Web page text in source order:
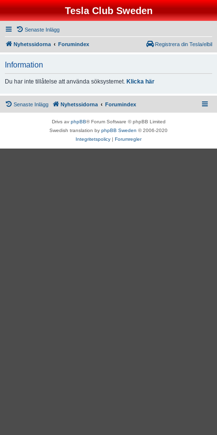
Tesla Club Sweden
Senaste Inlägg
Nyhetssidorna Forumindex Registrera din Tesla/elbil
Information
Du har inte tillåtelse att använda söksystemet. Klicka här
Senaste Inlägg Nyhetssidorna Forumindex
Drivs av phpBB® Forum Software © phpBB Limited
Swedish translation by phpBB Sweden © 2006-2020
Integritetspolicy | Forumregler